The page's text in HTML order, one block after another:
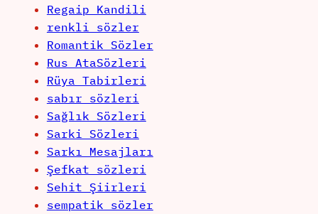
Regaip Kandili
renkli sözler
Romantik Sözler
Rus AtaSözleri
Rüya Tabirleri
sabır sözleri
Sağlık Sözleri
Sarki Sözleri
Sarkı Mesajları
Şefkat sözleri
Sehit Şiirleri
sempatik sözler